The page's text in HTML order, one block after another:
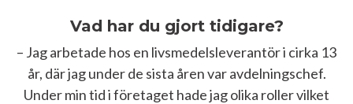
Vad har du gjort tidigare?
– Jag arbetade hos en livsmedelsleverantör i cirka 13
år, där jag under de sista åren var avdelningschef.
Under min tid i företaget hade jag olika roller vilket